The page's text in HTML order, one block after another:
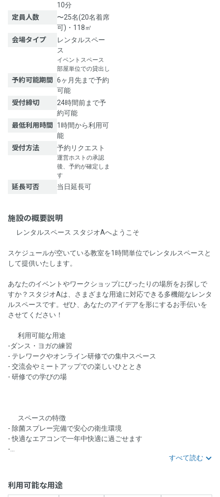
10分
定員人数
〜25名(20名着席
可)・118㎡
会場タイプ
レンタルスペー
ス
イベントスペース
部屋単位での貸出し
予約可能期間
6ヶ月先まで予約
可能
受付締切
24時間前まで予
約可能
最低利用時間
1時間から利用可
能
受付方法
予約リクエスト
運営ホストの承認
後、予約が確定しま
す
延長可否 当日延長可
施設の概要説明
🌟レンタルスペース スタジオAへようこそ🌟
スケジュールが空いている教室を1時間単位でレンタルスペースと
して提供いたします。
あなたのイベントやワークショップにぴったりの場所をお探しで
すか？スタジオAは、さまざまな用途に対応できる多機能なレンタ
ルスペースです。ぜひ、あなたのアイデアを形にするお手伝いを
させてください！
🎯 利用可能な用途
-ダンス・ヨガの練習
- テレワークやオンライン研修での集中スペース
- 交流会やミートアップでの楽しいひととき
- 研修での学びの場
🏢 スペースの特徴
- 除菌スプレー完備で安心の衛生環境
- 快適なエアコンで一年中快適に過ごせます
-...
すべて読む
利用可能な用途